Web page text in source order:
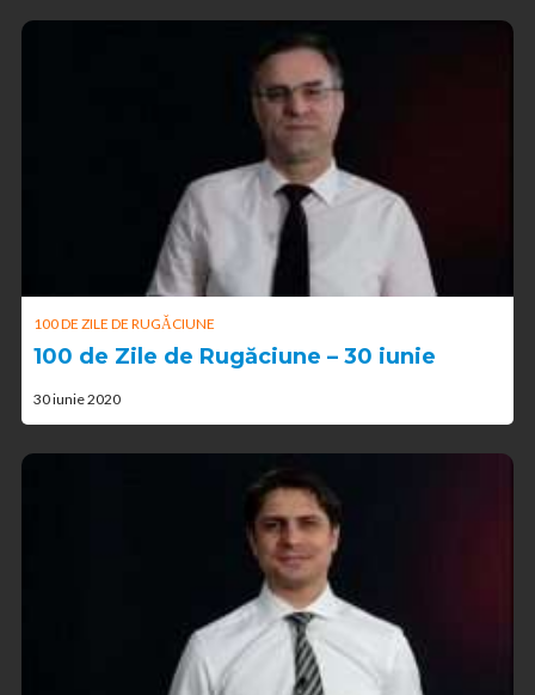
100 DE ZILE DE RUGĂCIUNE
100 de Zile de Rugăciune – 30 iunie
30 iunie 2020